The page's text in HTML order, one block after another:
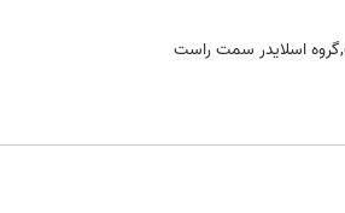
اسلایدر سمت راست